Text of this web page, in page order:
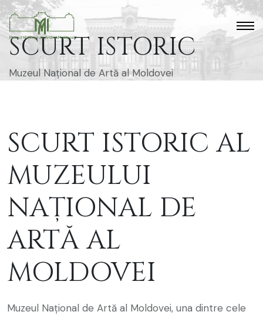
SCURT ISTORIC
Muzeul Național de Artă al Moldovei
SCURT ISTORIC AL
MUZEULUI
NAȚIONAL DE
ARTĂ AL
MOLDOVEI
Muzeul Național de Artă al Moldovei, una dintre cele